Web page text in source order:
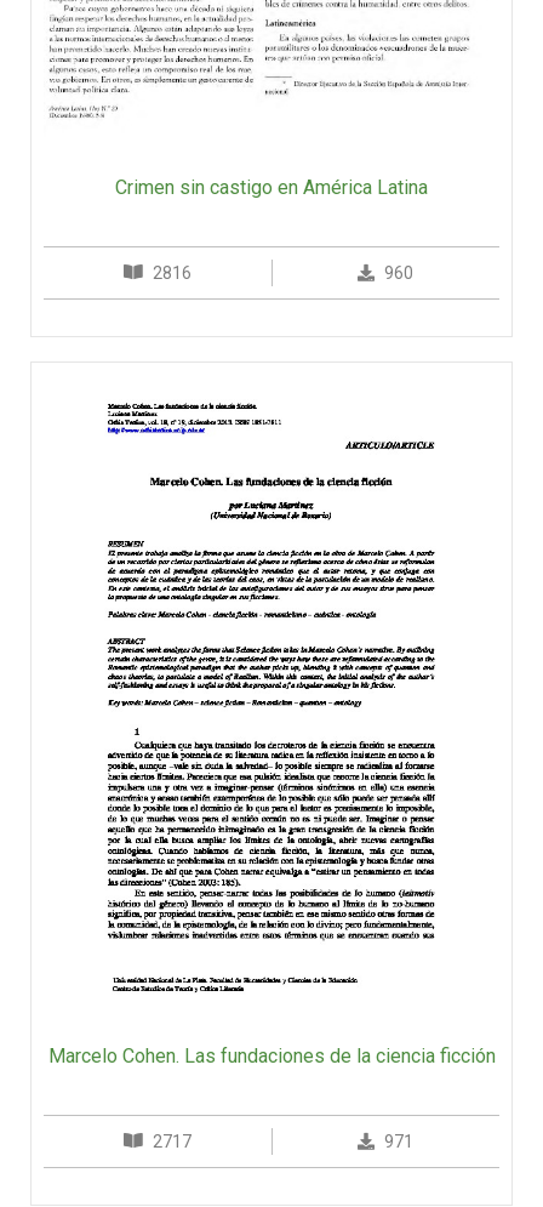
Crimen sin castigo en América Latina
2816 960
Marcelo Cohen. Las fundaciones de la ciencia ficción
2717 971